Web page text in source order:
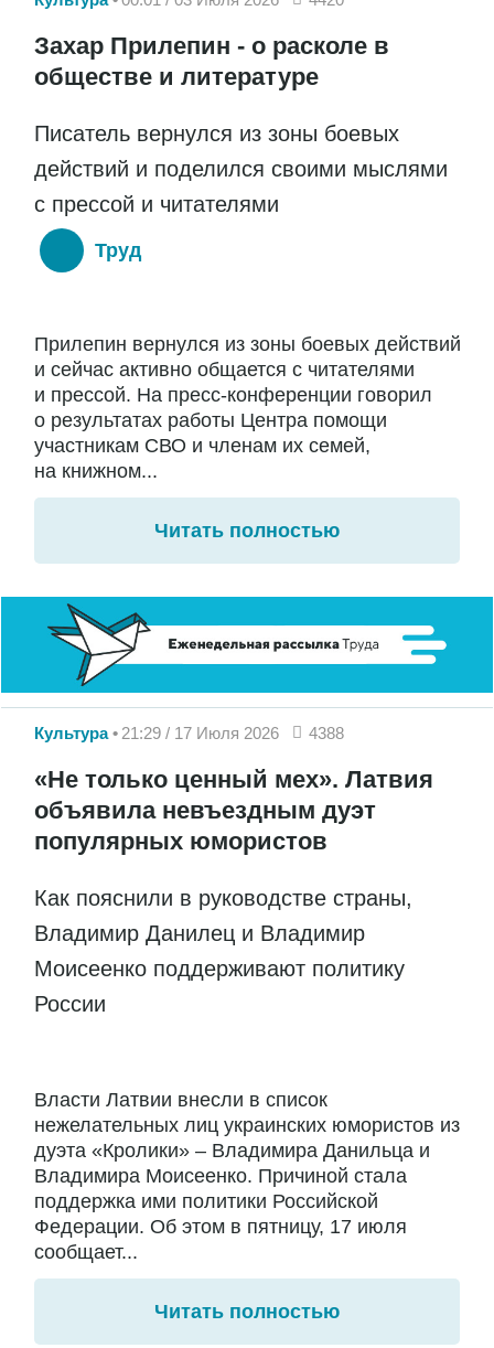
Захар Прилепин - о расколе в
обществе и литературе
Писатель вернулся из зоны боевых
действий и поделился своими мыслями
с прессой и читателями
Труд
Прилепин вернулся из зоны боевых действий
и сейчас активно общается с читателями
и прессой. На пресс-конференции говорил
о результатах работы Центра помощи
участникам СВО и членам их семей,
на книжном...
Читать полностью
Культура 21:29 / 17 Июля 2026 4388
«Не только ценный мех». Латвия
объявила невъездным дуэт
популярных юмористов
Как пояснили в руководстве страны,
Владимир Данилец и Владимир
Моисеенко поддерживают политику
России
Власти Латвии внесли в список
нежелательных лиц украинских юмористов из
дуэта «Кролики» – Владимира Данильца и
Владимира Моисеенко. Причиной стала
поддержка ими политики Российской
Федерации. Об этом в пятницу, 17 июля
сообщает...
Читать полностью